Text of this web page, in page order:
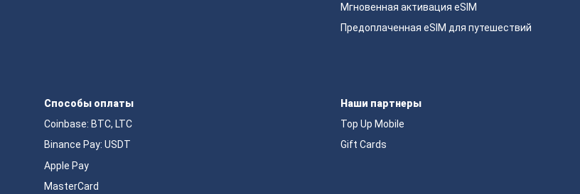
Мгновенная активация eSIM
Предоплаченная eSIM для путешествий
Способы оплаты
Coinbase: BTC, LTC
Binance Pay: USDT
Apple Pay
MasterCard
Наши партнеры
Top Up Mobile
Gift Cards